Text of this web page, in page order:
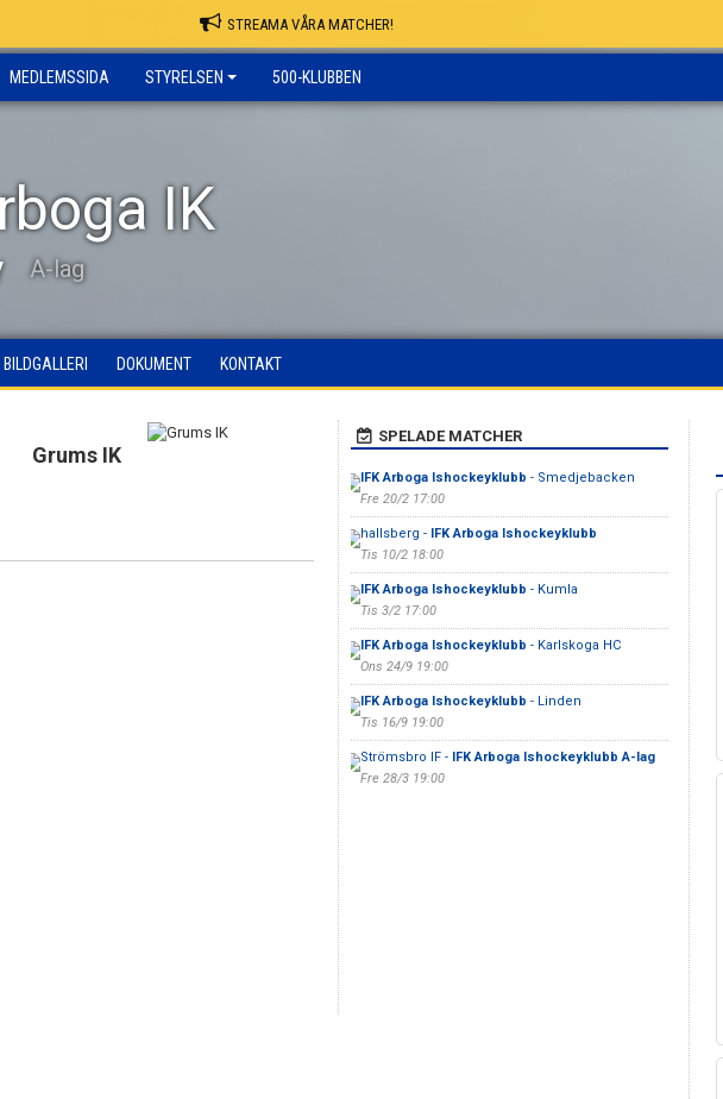
STREAMA VÅRA MATCHER!
MEDLEMSSIDA STYRELSEN 500-KLUBBEN
IK
A-lag
BILDGALLERI DOKUMENT KONTAKT
Grums IK
SPELADE MATCHER
IFK Arboga Ishockeyklubb - Smedjebacken
Fre 20/2 17:00
hallsberg - IFK Arboga Ishockeyklubb
Tis 10/2 18:00
IFK Arboga Ishockeyklubb - Kumla
Tis 3/2 17:00
IFK Arboga Ishockeyklubb - Karlskoga HC
Ons 24/9 19:00
IFK Arboga Ishockeyklubb - Linden
Tis 16/9 19:00
Strömsbro IF - IFK Arboga Ishockeyklubb A-lag
Fre 28/3 19:00